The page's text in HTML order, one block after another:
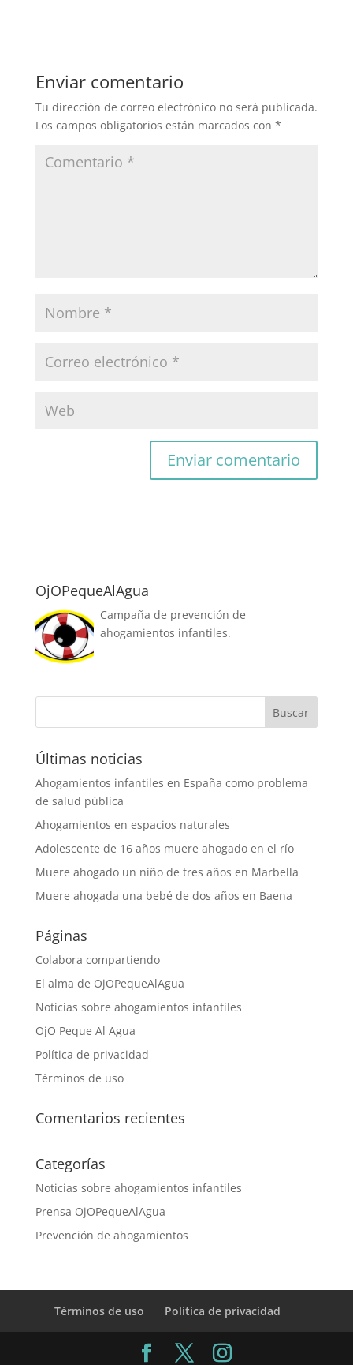
Enviar comentario
Tu dirección de correo electrónico no será publicada.
Los campos obligatorios están marcados con *
OjOPequeAlAgua
Campaña de prevención de
ahogamientos infantiles.
Últimas noticias
Ahogamientos infantiles en España como problema
de salud pública
Ahogamientos en espacios naturales
Adolescente de 16 años muere ahogado en el río
Muere ahogado un niño de tres años en Marbella
Muere ahogada una bebé de dos años en Baena
Páginas
Colabora compartiendo
El alma de OjOPequeAlAgua
Noticias sobre ahogamientos infantiles
OjO Peque Al Agua
Política de privacidad
Términos de uso
Comentarios recientes
Categorías
Noticias sobre ahogamientos infantiles
Prensa OjOPequeAlAgua
Prevención de ahogamientos
Términos de uso Política de privacidad